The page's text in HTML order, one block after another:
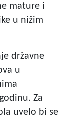
mature i
u nižim
državne
u
Za
uvelo bi se